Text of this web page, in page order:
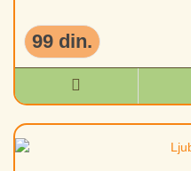
99 din.